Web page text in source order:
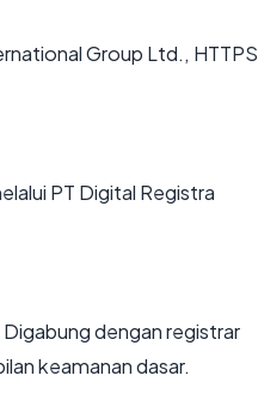
Group Ltd., HTTPS
PT Digital Registra
dengan registrar
keamanan dasar.